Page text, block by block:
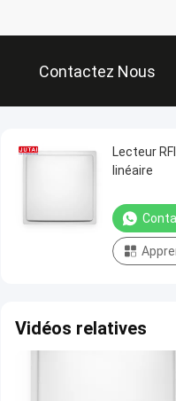
Contactez Nous
Lecteur
linéaire
Vidéos relatives